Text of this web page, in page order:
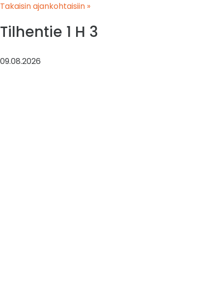
Takaisin ajankohtaisiin »
Tilhentie 1 H 3
09.08.2026